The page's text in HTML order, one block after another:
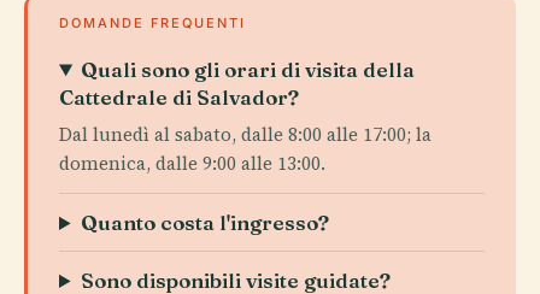
DOMANDE FREQUENTI
Quali sono gli orari di visita della
Cattedrale di Salvador?
Dal lunedì al sabato, dalle 8:00 alle 17:00; la
domenica, dalle 9:00 alle 13:00.
Quanto costa l'ingresso?
Sono disponibili visite guidate?